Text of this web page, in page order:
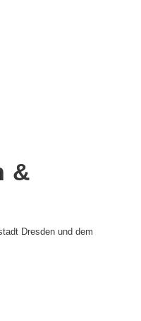
&
Dresden und dem